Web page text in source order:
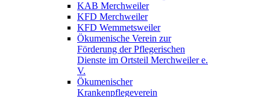
KAB Merchweiler
KFD Merchweiler
KFD Wemmetsweiler
Ökumenische Verein zur
Förderung der Pflegerischen
Dienste im Ortsteil Merchweiler e.
V.
Ökumenischer
Krankenpflegeverein